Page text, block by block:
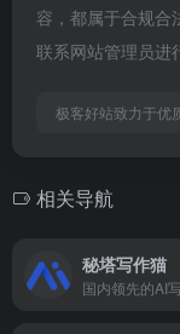
容，都属于合规合
联系网站管理员进
极客好站致力于优
相关导航
秘塔写作猫